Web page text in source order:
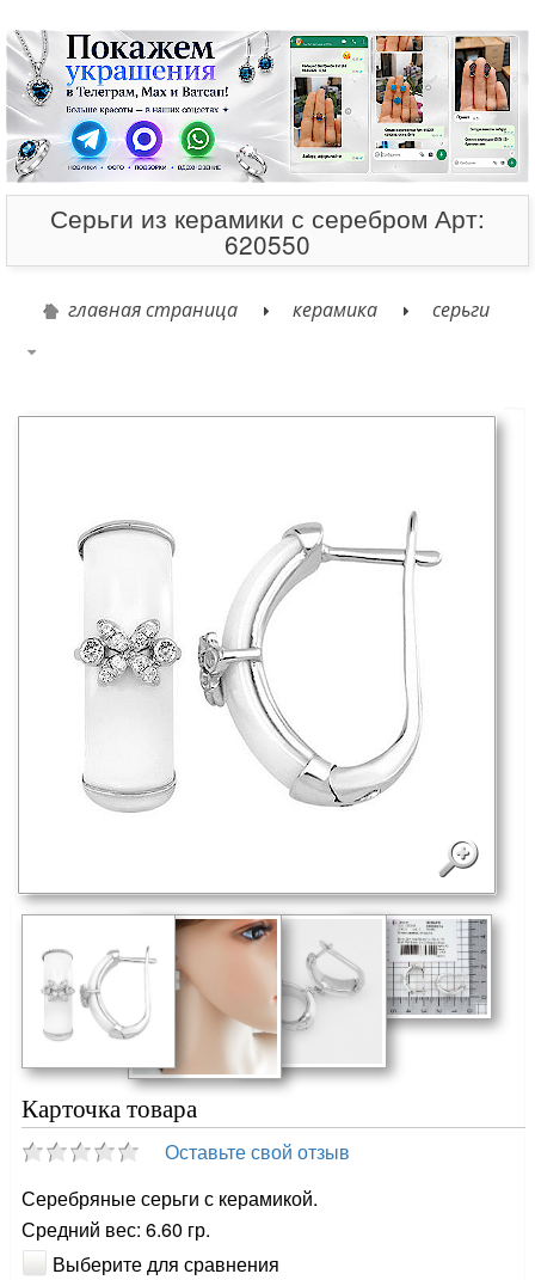
Серьги из керамики с серебром Арт:
620550
главная страница керамика серьги
Карточка товара
Оставьте свой отзыв
Серебряные серьги с керамикой.
Средний вес: 6.60 гр.
Выберите для сравнения